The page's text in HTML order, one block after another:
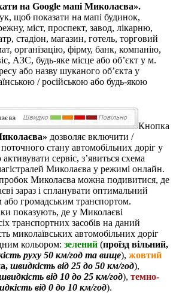
на Google мапі Миколаєва».
щоб показати на мапі будинок,
міст, проспект, завод, лікарню,
стадіон, магазин, готель, торговий
організацію, фірму, банк, компанію,
АЗС, будь-яке місце або об’єкт у м.
або назву шуканого об’єкта у
/ російською або будь-якою
Кнопка
дозволяє включити /
стану автомобільних доріг у
сервіс, з’явиться схема
Миколаєва у режимі онлайн.
Миколаєва можна подивитися, де
зараз і спланувати оптимальний
громадським транспортом.
показують, де у Миколаєві
транспортних засобів на даний
миколаївських автомобільних доріг
кольором: зелений (проїзд вільний,
руху 50 км/год та вище), жовтий
швидкість від 25 до 50 км/год),
від 10 до 25 км/год), темно-
від 0 до 10 км/год).